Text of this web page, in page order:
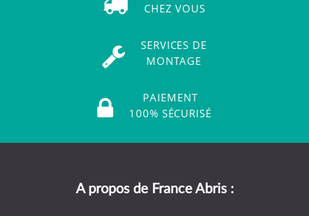
CHEZ VOUS
SERVICES DE
MONTAGE
PAIEMENT
100% SÉCURISÉ
A propos de France Abris :